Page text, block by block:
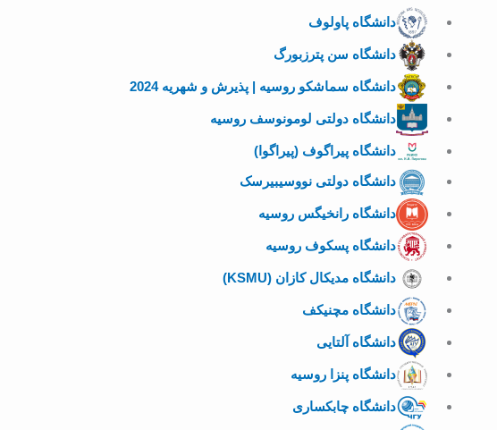
دانشگاه پاولوف
دانشگاه سن پترزبورگ
دانشگاه سماشکو روسیه | پذیرش و شهریه 2024
دانشگاه دولتی لومونوسف روسیه
دانشگاه پیراگوف (پیراگوا)
دانشگاه دولتی نووسیبیرسک
دانشگاه رانخیگس روسیه
دانشگاه پسکوف روسیه
دانشگاه مدیکال کازان (KSMU)
دانشگاه مچنیکف
دانشگاه آلتایی
دانشگاه پنزا روسیه
دانشگاه چابکساری